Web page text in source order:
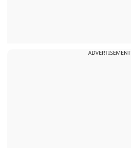
ADVERTISEMENT